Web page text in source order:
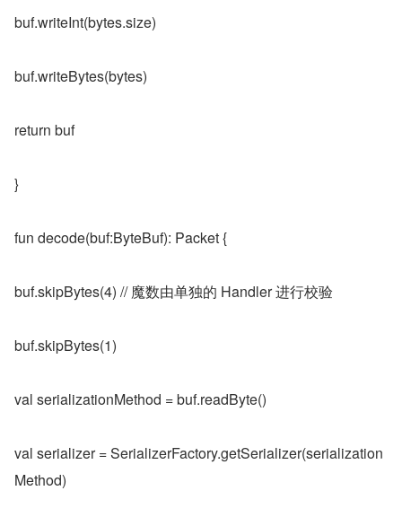
buf.writeInt(bytes.size)
buf.writeBytes(bytes)
return buf
}
fun decode(buf:ByteBuf): Packet {
buf.skipBytes(4) // 魔数由单独的 Handler 进行校验
buf.skipBytes(1)
val serializationMethod = buf.readByte()
val serializer = SerializerFactory.getSerializer(serialization
Method)